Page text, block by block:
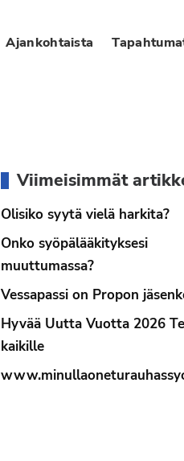
Ajankohtaista
sivupalkki
Viimeisimmät
Olisiko syytä vielä harkita?
Onko syöpälääkityksesi
muuttumassa?
Vessapassi on Propon
Hyvää Uutta Vuotta 2026
kaikille